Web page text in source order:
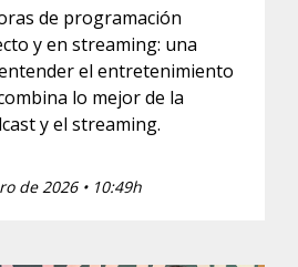
de programación
y en streaming: una
el entretenimiento
lo mejor de la
y el streaming.
de 2026 • 10:49h